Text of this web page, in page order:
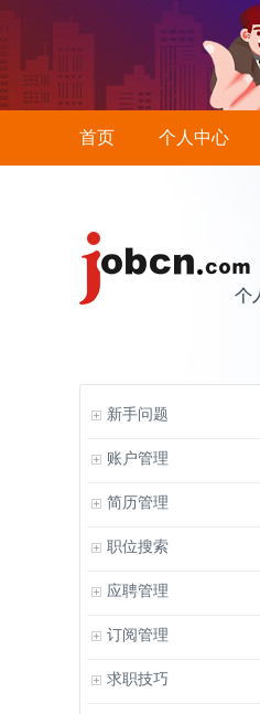
首页 个人中心
新手问题
账户管理
简历管理
职位搜索
应聘管理
订阅管理
求职技巧